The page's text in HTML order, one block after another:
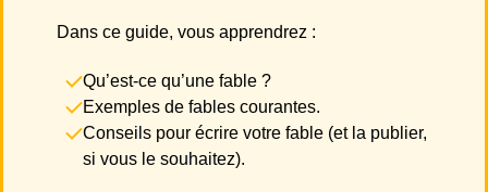
Dans ce guide, vous apprendrez :
Qu’est-ce qu’une fable ?
Exemples de fables courantes.
Conseils pour écrire votre fable (et la publier,
si vous le souhaitez).